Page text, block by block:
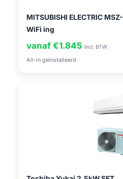
MITSUBISHI ELECTRIC
WiFi ing
vanaf €1.845 incl. BTW
All-in geïnstalleerd